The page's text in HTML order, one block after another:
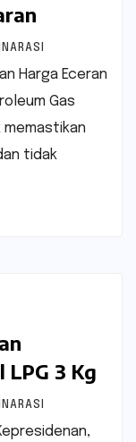
Harga Eceran
Gas
memastikan
tidak
LPG 3 Kg